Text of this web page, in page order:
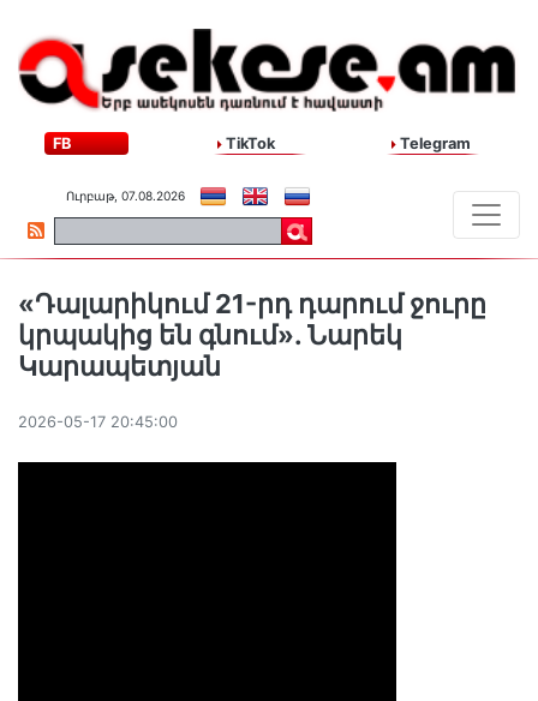
FB TikTok Telegram
Ուրբաթ, 07.08.2026
«Դալարիկում 21-րդ դարում ջուրը
կրպակից են գնում». Նարեկ
Կարապետյան
2026-05-17 20:45:00